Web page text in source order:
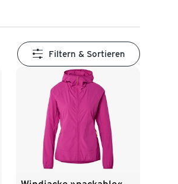
Filtern & Sortieren